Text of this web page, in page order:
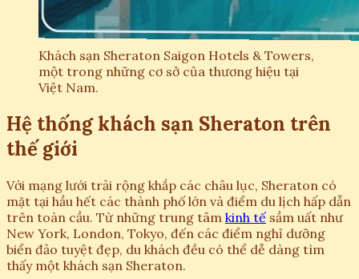
Khách sạn Sheraton Saigon Hotels & Towers,
một trong những cơ sở của thương hiệu tại
Việt Nam.
Hệ thống khách sạn Sheraton trên
thế giới
Với mạng lưới trải rộng khắp các châu lục, Sheraton có
mặt tại hầu hết các thành phố lớn và điểm du lịch hấp dẫn
trên toàn cầu. Từ những trung tâm kinh tế sầm uất như
New York, London, Tokyo, đến các điểm nghỉ dưỡng
biển đảo tuyệt đẹp, du khách đều có thể dễ dàng tìm
thấy một khách sạn Sheraton.